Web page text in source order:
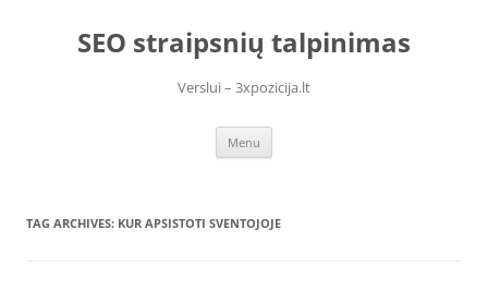
contentSEO straipsnių talpinimas
Verslui – 3xpozicija.lt
Menu
TAG ARCHIVES: KUR APSISTOTI SVENTOJOJE